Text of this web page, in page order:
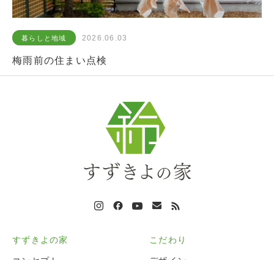
暮らしと地域 2026.06.03
梅雨前の住まい点検
すずきよの家 こだわり